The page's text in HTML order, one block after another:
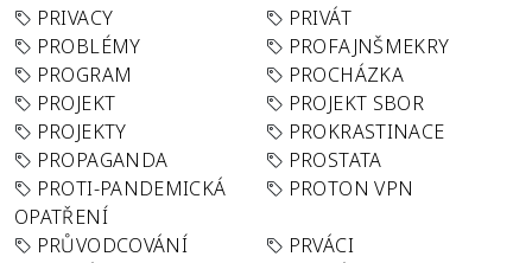
PRIVACY
PRIVÁT
PROBLÉMY
PROFAJNŠMEKRY
PROGRAM
PROCHÁZKA
PROJEKT
PROJEKT SBOR
PROJEKTY
PROKRASTINACE
PROPAGANDA
PROSTATA
PROTI-PANDEMICKÁ
OPATŘENÍ
PROTON VPN
PRŮVODCOVÁNÍ
PRVÁCI